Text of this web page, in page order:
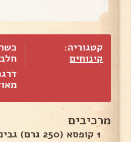
קטגוריה:
קינוחים
מרכיבים
1 קופסא (250 גרם) גבינה לבנה 5%